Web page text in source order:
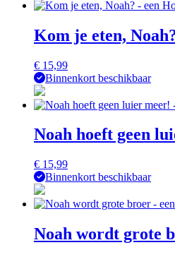
Kom je eten,
€ 15,99
Binnenkort beschikbaar
Noah hoeft geen
€ 15,99
Binnenkort beschikbaar
Noah wordt grote